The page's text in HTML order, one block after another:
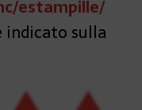
estampille/
indicato sulla